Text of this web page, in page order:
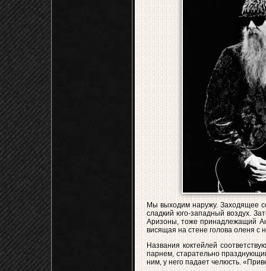
Мы выходим наружу. Заходящее
сладкий юго-западный воздух.
Аризоны, тоже принадлежащий
висящая на стене голова оленя с
Названия коктейлей
парнем, старательно
ним, у него падает челюсть.